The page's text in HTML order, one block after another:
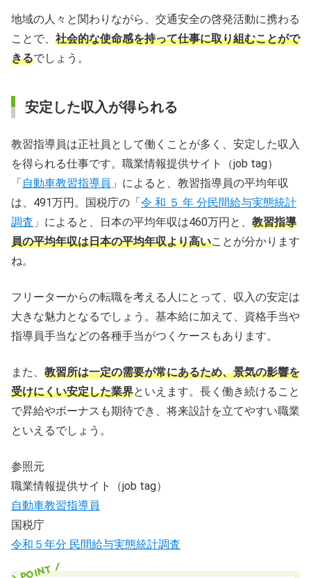
地域の人々と関わりながら、交通安全の啓発活動に携わる
ことで、 社会的な使命感を持って仕事に取り組むことがで
きるでしょう。
安定した収入が得られる
教習指導員は正社員として働くことが多く、安定した収入
を得られる仕事です。職業情報提供サイト（job tag）
「 自動車教習指導員 」によると、教習指導員の平均年収
は、491万円。国税庁の「 令 和 ５ 年 分民間給与実態統計
調査 」によると、日本の平均年収は460万円と、 教習指導
員の平均年収は日本の平均年収より高いことが分かります
ね。
フリーターからの転職を考える人にとって、収入の安定は
大きな魅力となるでしょう。基本給に加えて、資格手当や
指導員手当などの各種手当がつくケースもあります。
また、 教習所は一定の需要が常にあるため、景気の影響を
受けにくい安定した業界といえます。長く働き続けること
で昇給やボーナスも期待でき、将来設計を立てやすい職業
といえるでしょう。
参照元
職業情報提供サイト（job tag）
自動車教習指導員
国税庁
令和５年分 民間給与実態統計調査